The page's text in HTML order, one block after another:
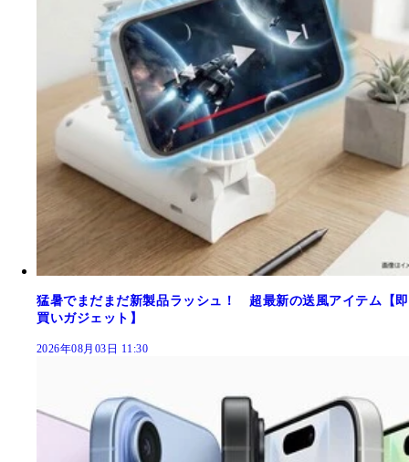
猛暑でまだまだ新製品ラッシュ！ 超最新の送風アイテム【即
買いガジェット】
2026年08月03日 11:30